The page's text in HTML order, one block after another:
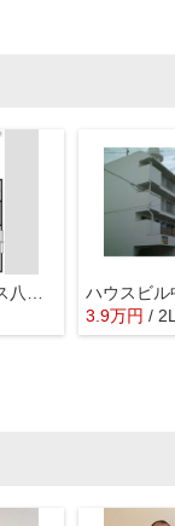
ハーモニーテラス八代町Ⅱ
ハウスビル
3.9万円 /